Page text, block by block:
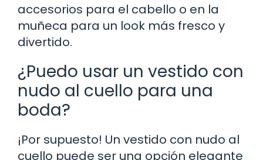
accesorios para el cabello o en la
muñeca para un look más fresco y
divertido.
¿Puedo usar un vestido con
nudo al cuello para una
boda?
¡Por supuesto! Un vestido con nudo al
cuello puede ser una opción elegante